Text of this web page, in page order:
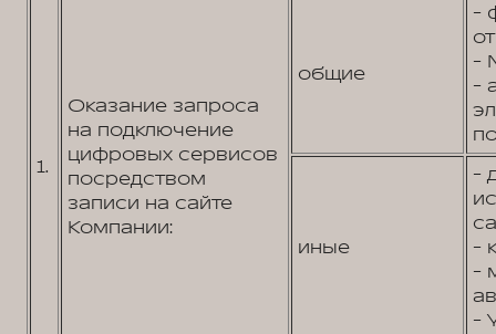
1.
Оказание запроса
на подключение
цифровых сервисов
посредством
записи на сайте
Компании:
общие
-
-
-
иные
-
-
-
-